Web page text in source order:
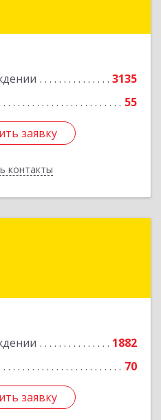
3135
55
заявку
контакты
обл, Екатеринбург г,
заявку
1882
70
заявку
обл, Екатеринбург г,
заявку